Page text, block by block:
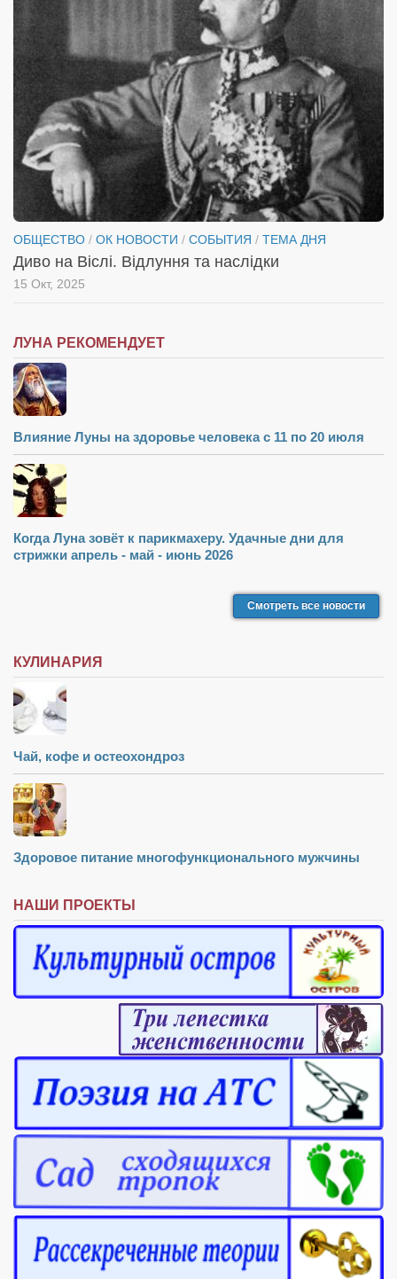
ОБЩЕСТВО / ОК НОВОСТИ / СОБЫТИЯ / ТЕМА ДНЯ
Диво на Віслі. Відлуння та наслідки
15 Окт, 2025
ЛУНА РЕКОМЕНДУЕТ
Влияние Луны на здоровье человека с 11 по 20 июля
Когда Луна зовёт к парикмахеру. Удачные дни для
стрижки апрель - май - июнь 2026
Смотреть все новости
КУЛИНАРИЯ
Чай, кофе и остеохондроз
Здоровое питание многофункционального мужчины
НАШИ ПРОЕКТЫ